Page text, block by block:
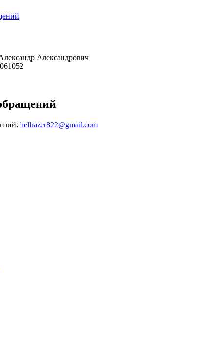
Александрович
hellrazer822@gmail.com